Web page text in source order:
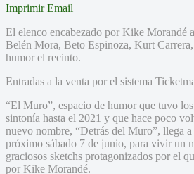
Imprimir Email
El elenco encabezado por Kike Morandé
Belén Mora, Beto Espinoza, Kurt
humor el recinto.
Entradas a la venta por el sistema
“El Muro”, espacio de humor que tuvo
sintonía hasta el 2021 y que hace poco
nuevo nombre, “Detrás del Muro”, llega
próximo sábado 7 de junio, para vivir un
graciosos sketchs protagonizados por el
por Kike Morandé.